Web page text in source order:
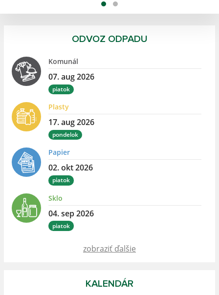
ODVOZ ODPADU
Komunál
07. aug 2026
piatok
Plasty
17. aug 2026
pondelok
Papier
02. okt 2026
piatok
Sklo
04. sep 2026
piatok
zobraziť ďalšie
KALENDÁR